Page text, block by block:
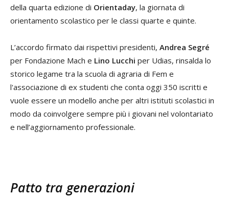
della quarta edizione di Orientaday, la giornata di
orientamento scolastico per le classi quarte e quinte.
L’accordo firmato dai rispettivi presidenti, Andrea Segré
per Fondazione Mach e Lino Lucchi per Udias, rinsalda lo
storico legame tra la scuola di agraria di Fem e
l'associazione di ex studenti che conta oggi 350 iscritti e
vuole essere un modello anche per altri istituti scolastici in
modo da coinvolgere sempre più i giovani nel volontariato
e nell’aggiornamento professionale.
Patto tra generazioni